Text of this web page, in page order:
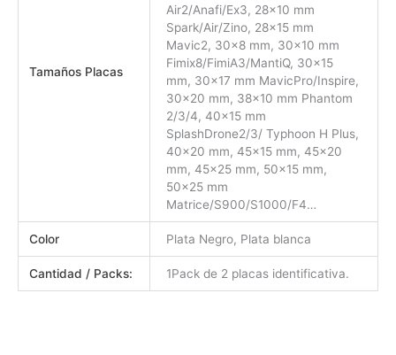
Tamaños Placas
Air2/Anafi/Ex3, 28×10 mm
Spark/Air/Zino, 28×15 mm
Mavic2, 30×8 mm, 30×10 mm
Fimix8/FimiA3/MantiQ, 30×15
mm, 30×17 mm MavicPro/Inspire,
30×20 mm, 38×10 mm Phantom
2/3/4, 40×15 mm
SplashDrone2/3/ Typhoon H Plus,
40×20 mm, 45×15 mm, 45×20
mm, 45×25 mm, 50×15 mm,
50×25 mm
Matrice/S900/S1000/F4…
Color Plata Negro, Plata blanca
Cantidad / Packs: 1Pack de 2 placas identificativa.